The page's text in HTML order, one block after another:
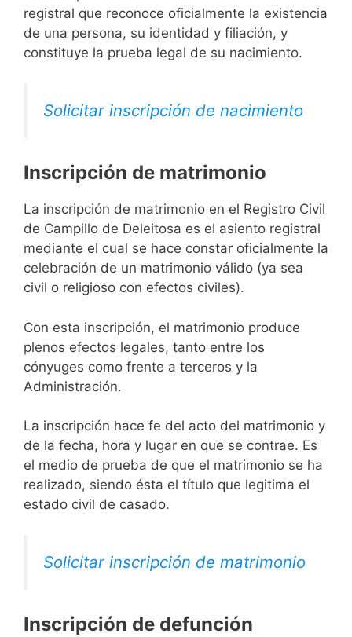
registral que reconoce oficialmente la existencia
de una persona, su identidad y filiación, y
constituye la prueba legal de su nacimiento.
Solicitar inscripción de nacimiento
Inscripción de matrimonio
La inscripción de matrimonio en el Registro Civil
de Campillo de Deleitosa es el asiento registral
mediante el cual se hace constar oficialmente la
celebración de un matrimonio válido (ya sea
civil o religioso con efectos civiles).
Con esta inscripción, el matrimonio produce
plenos efectos legales, tanto entre los
cónyuges como frente a terceros y la
Administración.
La inscripción hace fe del acto del matrimonio y
de la fecha, hora y lugar en que se contrae. Es
el medio de prueba de que el matrimonio se ha
realizado, siendo ésta el título que legitima el
estado civil de casado.
Solicitar inscripción de matrimonio
Inscripción de defunción